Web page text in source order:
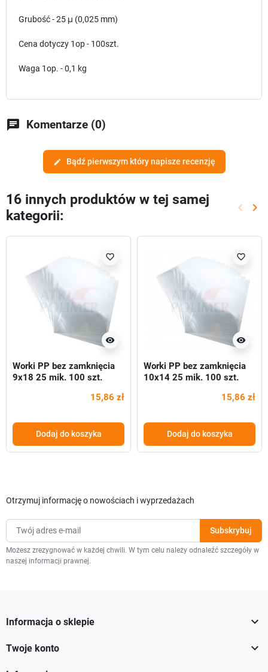
Grubość - 25 μ (0,025 mm)
Cena dotyczy 1op - 100szt.
Waga 1op. - 0,1 kg
chat Komentarze (0)
edit Bądź pierwszym który napisze recenzję
16 innych produktów w tej samej
kategorii:
keyboard_arrow_left keyboard_arrow_right
visibility
favorite_border
Worki PP bez zamknięcia
9x18 25 mik. 100 szt.
15,86 zł
Dodaj do koszyka
visibility
favorite_border
Worki PP bez zamknięcia
10x14 25 mik. 100 szt.
15,86 zł
Dodaj do koszyka
Otrzymuj informację o nowościach i wyprzedażach
Możesz zrezygnować w każdej chwili. W tym celu należy odnaleźć szczegóły w
naszej informacji prawnej.
Informacja o sklepie 
Twoje konto 